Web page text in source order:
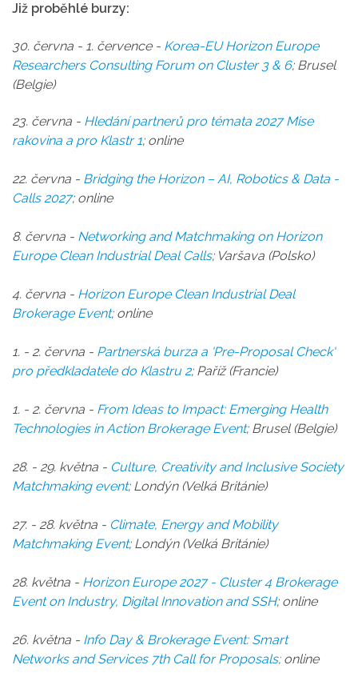
Již proběhlé burzy:
30. června - 1. července - Korea-EU Horizon Europe
Researchers Consulting Forum on Cluster 3 & 6; Brusel
(Belgie)
23. června - Hledání partnerů pro témata 2027 Mise
rakovina a pro Klastr 1; online
22. června - Bridging the Horizon – AI, Robotics & Data -
Calls 2027; online
8. června - Networking and Matchmaking on Horizon
Europe Clean Industrial Deal Calls; Varšava (Polsko)
4. června - Horizon Europe Clean Industrial Deal
Brokerage Event; online
1. - 2. června - Partnerská burza a 'Pre-Proposal Check'
pro předkladatele do Klastru 2; Paříž (Francie)
1. - 2. června - From Ideas to Impact: Emerging Health
Technologies in Action Brokerage Event; Brusel (Belgie)
28. - 29. května - Culture, Creativity and Inclusive Society
Matchmaking event; Londýn (Velká Británie)
27. - 28. května - Climate, Energy and Mobility
Matchmaking Event; Londýn (Velká Británie)
28. května - Horizon Europe 2027 - Cluster 4 Brokerage
Event on Industry, Digital Innovation and SSH; online
26. května - Info Day & Brokerage Event: Smart
Networks and Services 7th Call for Proposals;online